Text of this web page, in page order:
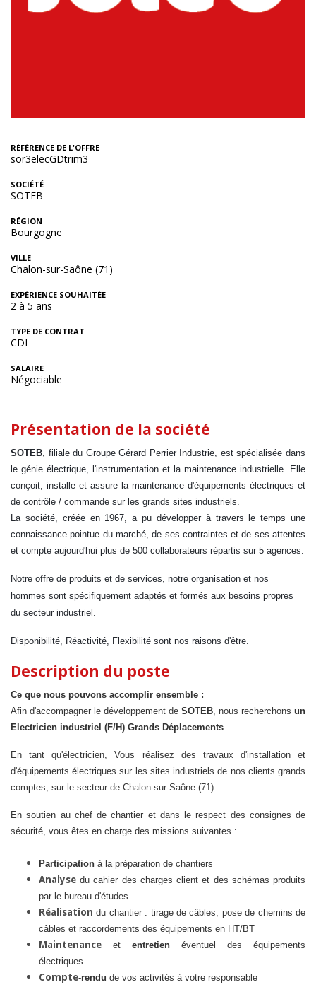
RÉFÉRENCE DE L'OFFRE
sor3elecGDtrim3
SOCIÉTÉ
SOTEB
RÉGION
Bourgogne
VILLE
Chalon-sur-Saône (71)
EXPÉRIENCE SOUHAITÉE
2 à 5 ans
TYPE DE CONTRAT
CDI
SALAIRE
Négociable
Présentation de la société
SOTEB, filiale du Groupe Gérard Perrier Industrie, est spécialisée dans
le génie électrique, l'instrumentation et la maintenance industrielle. Elle
conçoit, installe et assure la maintenance d'équipements électriques et
de contrôle / commande sur les grands sites industriels.
La société, créée en 1967, a pu développer à travers le temps une
connaissance pointue du marché, de ses contraintes et de ses attentes
et compte aujourd'hui plus de 500 collaborateurs répartis sur 5 agences.
Notre offre de produits et de services, notre organisation et nos
hommes sont spécifiquement adaptés et formés aux besoins propres
du secteur industriel.
Disponibilité, Réactivité, Flexibilité sont nos raisons d'être.
Description du poste
Ce que nous pouvons accomplir ensemble :
Afin d'accompagner le développement de SOTEB, nous recherchons un
Electricien industriel (F/H) Grands Déplacements
En tant qu'électricien, Vous réalisez des travaux d'installation et
d'équipements électriques sur les sites industriels de nos clients grands
comptes, sur le secteur de Chalon-sur-Saône (71).
En soutien au chef de chantier et dans le respect des consignes de
sécurité, vous êtes en charge des missions suivantes :
Participation à la préparation de chantiers
Analyse du cahier des charges client et des schémas produits
par le bureau d'études
Réalisation du chantier : tirage de câbles, pose de chemins de
câbles et raccordements des équipements en HT/BT
Maintenance et entretien éventuel des équipements
électriques
Compte-rendu de vos activités à votre responsable